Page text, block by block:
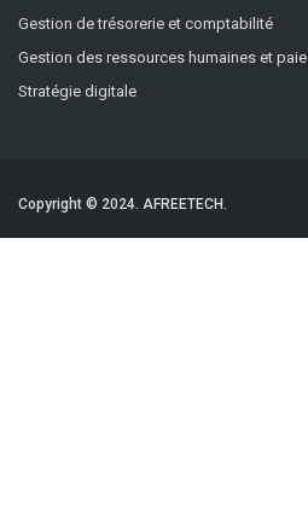
Gestion de trésorerie et comptabilité
Gestion des ressources humaines et paie
Stratégie digitale
Copyright © 2024. AFREETECH.